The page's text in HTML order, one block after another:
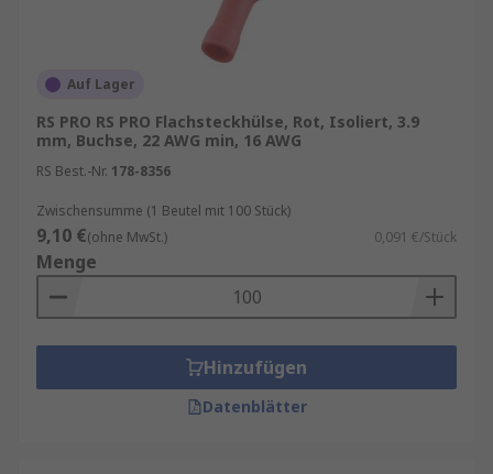
Auf Lager
RS PRO RS PRO Flachsteckhülse, Rot, Isoliert, 3.9
mm, Buchse, 22 AWG min, 16 AWG
RS Best.-Nr. 178-8356
Zwischensumme (1 Beutel mit 100 Stück)
9,10 €(ohne MwSt.) 0,091 €/Stück
Menge
Hinzufügen
Datenblätter